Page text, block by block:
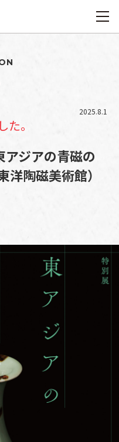
2025.8.1
。
ジアの青磁の
洋陶磁美術館）